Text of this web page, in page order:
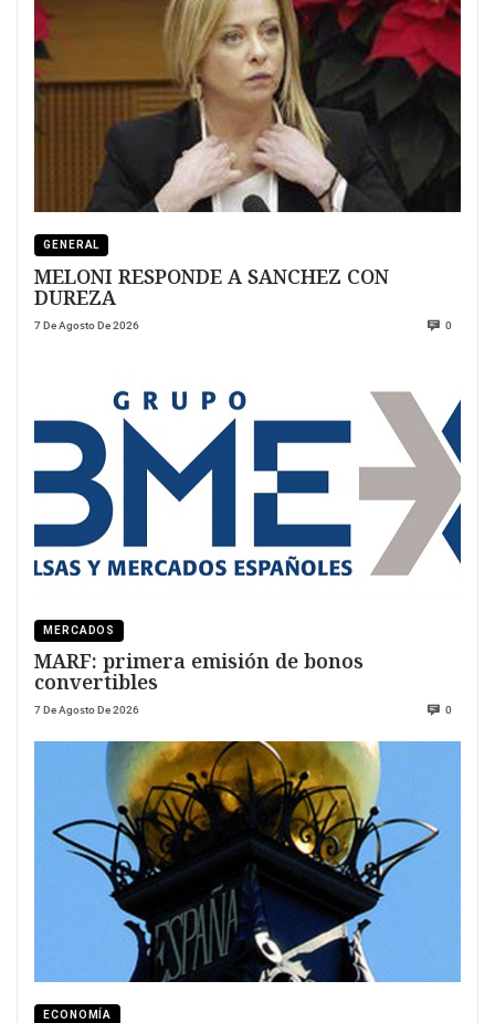
GENERAL
MELONI RESPONDE A SANCHEZ CON
DUREZA
7 De Agosto De 2026 0
MERCADOS
MARF: primera emisión de bonos
convertibles
7 De Agosto De 2026 0
ECONOMÍA